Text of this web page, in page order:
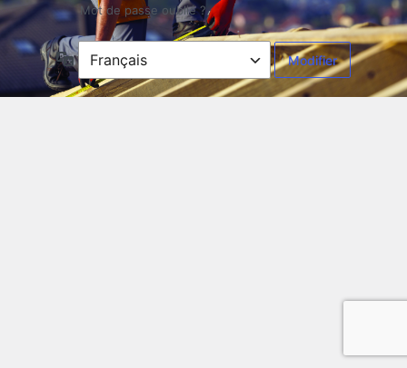
Mot de passe oublié ?
Langue